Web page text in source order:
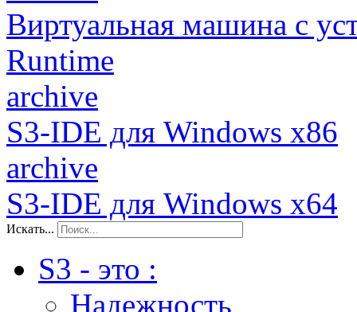
Виртуальная машина c
Runtime
archive
S3-IDE для Windows x86
archive
S3-IDE для Windows x64
Искать...
S3 - это :
Надежность